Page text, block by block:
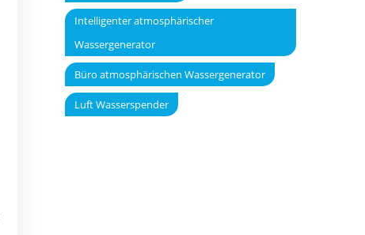
Intelligenter atmosphärischer
Wassergenerator
Büro atmosphärischen Wassergenerator
Luft Wasserspender